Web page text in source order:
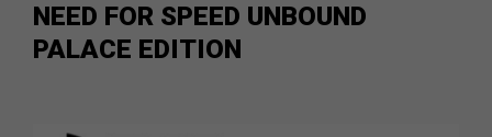
NEED FOR SPEED UNBOUND
PALACE EDITION